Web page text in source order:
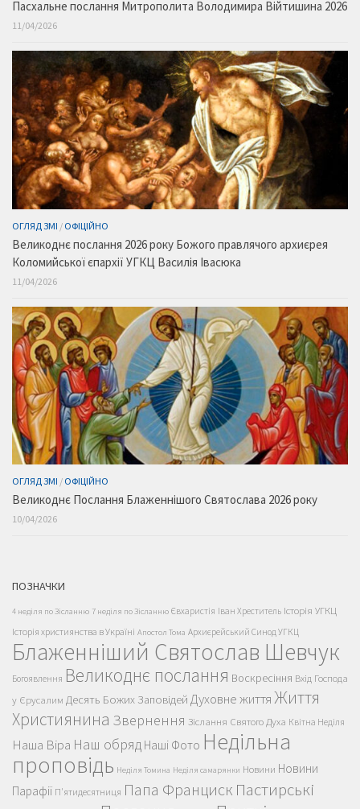
Пасхальне послання Митрополита Володимира Війтишина 2026
11/04/2026
ОГЛЯД ЗМІ / ОФІЦІЙНО
Великоднє послання 2026 року Божого правлячого архиєрея
Коломийської єпархії УГКЦ Василія Івасюка
11/04/2026
ОГЛЯД ЗМІ / ОФІЦІЙНО
Великоднє Послання Блаженнішого Святослава 2026 року
10/04/2026
ПОЗНАЧКИ
4 неділя по Зісланню 7 неділя по Зісланню Євхаристія Іван Хреститель Історія УГКЦ
Історія християнства в Україні Апостол Тома Архиєрейський Синод УГКЦ
Блаженніший Святослав Шевчук
Богоявлення Великоднє послання Воскресіння Вхід Господа
у Єрусалим Десять Божих Заповідей Духовне життяЖиття
Християнина Звернення Зіслання Святого Духа Квітна Неділя
Наша Віра Наш обряд Наші Фото Недільна
проповідь Неділя Томина Неділя самарянки Новини Новини
Парафії П'ятидесятниця Папа Франциск Пастирські